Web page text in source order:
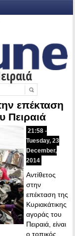
επέκταση
Πειραιά
21:58 -
Tuesday, 23
December,
2014
Αντίθετος
στην
επέκταση της
Κυριακάτικης
αγοράς του
Πειραιά, είναι
ο τοπικός